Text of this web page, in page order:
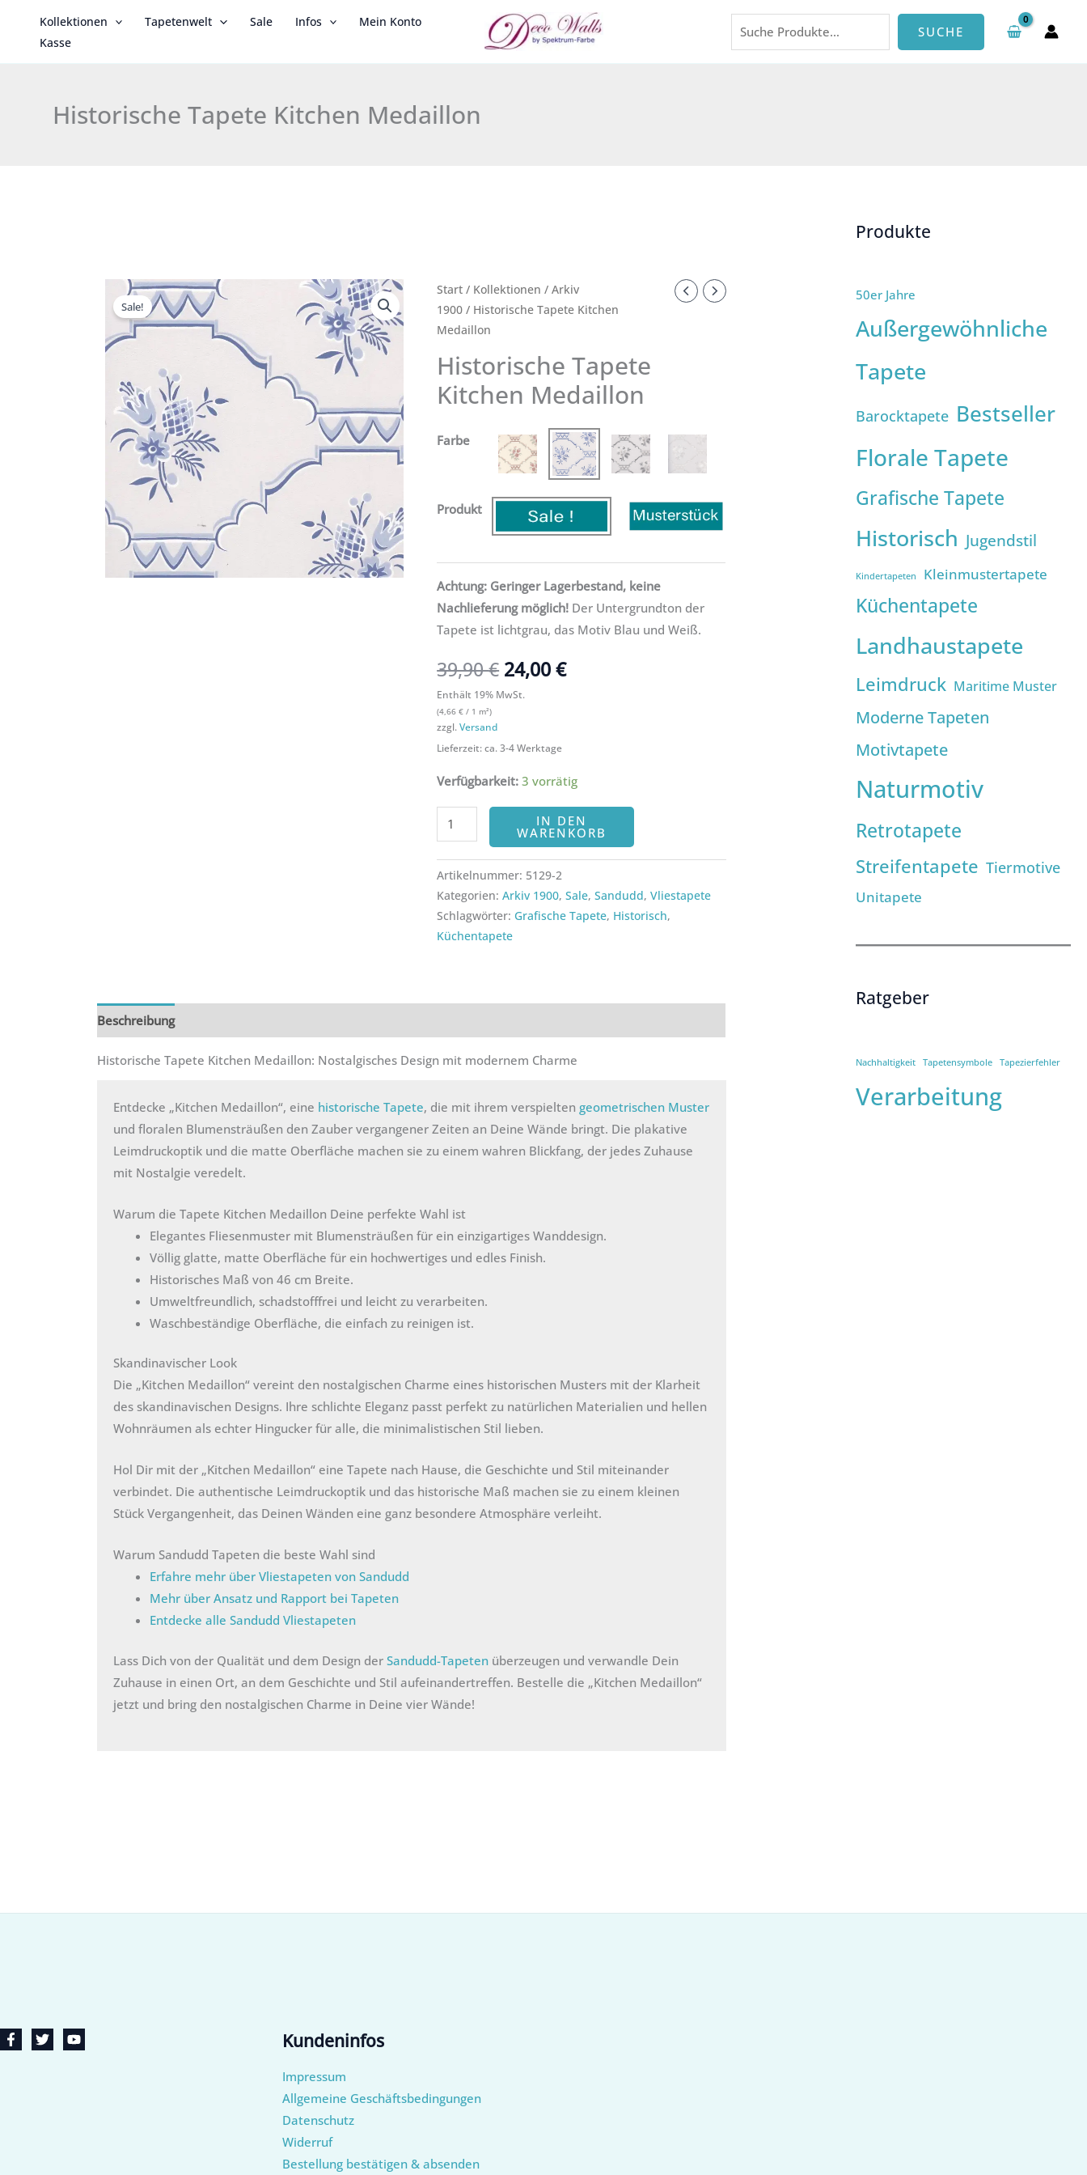
Kollektionen Tapetenwelt Sale Infos
Mein Konto
Kasse
Suchen
SUCHE
Historische Tapete Kitchen Medaillon
Sale!
Start / Kollektionen /Arkiv
1900 / Historische Tapete Kitchen
Medaillon
Historische Tapete
Kitchen Medaillon
Farbe
Produkt
Achtung: Geringer Lagerbestand, keine
Nachlieferung möglich! Der Untergrundton der
Tapete ist lichtgrau, das Motiv Blau und Weiß.
39,90€
Ursprünglicher
war:
39,90 €
24,00€
Aktueller
ist:
24,00 €.
Enthält 19% MwSt.
(4,66€ / 1 m²)
zzgl.Versand
Lieferzeit: ca. 3-4 Werktage
Verfügbarkeit: 3 vorrätig
Historische
Tapete
Kitchen
Medaillon
Menge
IN DEN
WARENKORB
Artikelnummer: 5129-2
Kategorien:Arkiv 1900,Sale,Sandudd,Vliestapete
Schlagwörter: Grafische Tapete, Historisch,
Küchentapete
Beschreibung
Historische Tapete Kitchen Medaillon: Nostalgisches Design mit modernem Charme
Entdecke „Kitchen Medaillon“, eine historische Tapete, die mit ihrem verspieltengeometrischen Muster
und floralen Blumensträußen den Zauber vergangener Zeiten an Deine Wände bringt. Die plakative
Leimdruckoptik und die matte Oberfläche machen sie zu einem wahren Blickfang, der jedes Zuhause
mit Nostalgie veredelt.
Warum die Tapete Kitchen Medaillon Deine perfekte Wahl ist
Elegantes Fliesenmuster mit Blumensträußen für ein einzigartiges Wanddesign.
Völlig glatte, matte Oberfläche für ein hochwertiges und edles Finish.
Historisches Maß von 46 cm Breite.
Umweltfreundlich, schadstofffrei und leicht zu verarbeiten.
Waschbeständige Oberfläche, die einfach zu reinigen ist.
Skandinavischer Look
Die „Kitchen Medaillon“ vereint den nostalgischen Charme eines historischen Musters mit der Klarheit
des skandinavischen Designs. Ihre schlichte Eleganz passt perfekt zu natürlichen Materialien und hellen
Wohnräumen als echter Hingucker für alle, die minimalistischen Stil lieben.
Hol Dir mit der „Kitchen Medaillon“ eine Tapete nach Hause, die Geschichte und Stil miteinander
verbindet. Die authentische Leimdruckoptik und das historische Maß machen sie zu einem kleinen
Stück Vergangenheit, das Deinen Wänden eine ganz besondere Atmosphäre verleiht.
Warum Sandudd Tapeten die beste Wahl sind
Erfahre mehr über Vliestapeten von Sandudd
Mehr über Ansatz und Rapport bei Tapeten
Entdecke alle Sandudd Vliestapeten
Lass Dich von der Qualität und dem Design derSandudd-Tapeten überzeugen und verwandle Dein
Zuhause in einen Ort, an dem Geschichte und Stil aufeinandertreffen. Bestelle die „Kitchen Medaillon“
jetzt und bring den nostalgischen Charme in Deine vier Wände!
Produkte
50er Jahre
Außergewöhnliche
Tapete
Barocktapete Bestseller
Florale Tapete
Grafische Tapete
Historisch Jugendstil
Kindertapeten Kleinmustertapete
Küchentapete
Landhaustapete
Leimdruck Maritime Muster
Moderne Tapeten
Motivtapete
Naturmotiv
Retrotapete
Streifentapete Tiermotive
Unitapete
Ratgeber
Nachhaltigkeit Tapetensymbole Tapezierfehler
Verarbeitung
Kundeninfos
Impressum
Allgemeine Geschäftsbedingungen
Datenschutz
Widerruf
Bestellung bestätigen & absenden